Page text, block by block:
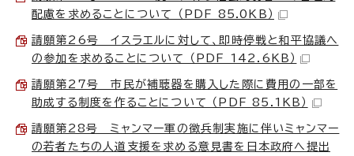
配慮を求めることについて （PDF 85.0KB）
請願第26号 イスラエルに対して、即時停戦と和平協議へ
の参加を求めることについて （PDF 142.6KB）
請願第27号 市民が補聴器を購入した際に費用の一部を
助成する制度を作ることについて （PDF 85.1KB）
請願第28号 ミャンマー軍の徴兵制実施に伴いミャンマー
の若者たちの人道支援を求める意見書を日本政府へ提出